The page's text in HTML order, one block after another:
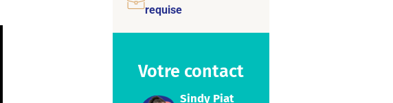
requise
Votre contact
Sindy Piat